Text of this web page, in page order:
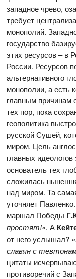
западное чрево,
требует
монополий.
государство
этих ресурсов – в
России. Ресурсов
альтернативного
монополии, а есть
главным причинам
тех пор, пока
геополитика
русской Сушей,
миром. Цель
главных
основатель тех
сложилась
над миром. Та
уточняет
маршал Победы
простят!». А
от него услышал?
славян с
цитаты
противоречий с